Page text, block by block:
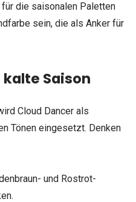
die saisonalen Paletten
sein, die als Anker für
Saison
Cloud Dancer als
Tönen eingesetzt. Denken
und Rostrot-